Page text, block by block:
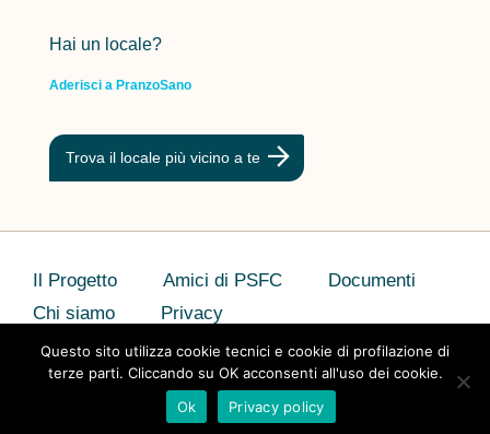
Hai un locale?
Aderisci a PranzoSano
Trova il locale più vicino a te
Il Progetto Amici di PSFC
Documenti
Chi siamo
Privacy
Questo sito utilizza cookie tecnici e cookie di profilazione di
terze parti. Cliccando su OK acconsenti all'uso dei cookie.
Ok
Privacy policy